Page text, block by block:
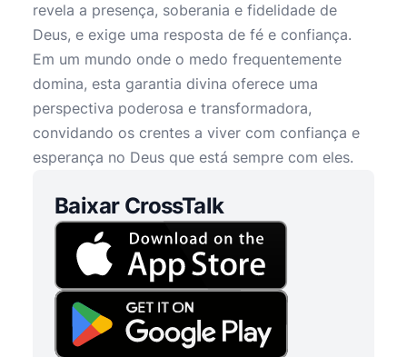
revela a presença, soberania e fidelidade de
Deus, e exige uma resposta de fé e confiança.
Em um mundo onde o medo frequentemente
domina, esta garantia divina oferece uma
perspectiva poderosa e transformadora,
convidando os crentes a viver com confiança e
esperança no Deus que está sempre com eles.
Baixar CrossTalk